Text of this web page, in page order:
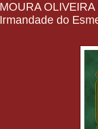
MOURA
Irmandade do